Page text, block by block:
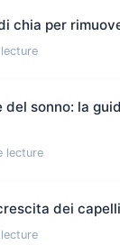
chia per
del sonno: la
lecture
dei